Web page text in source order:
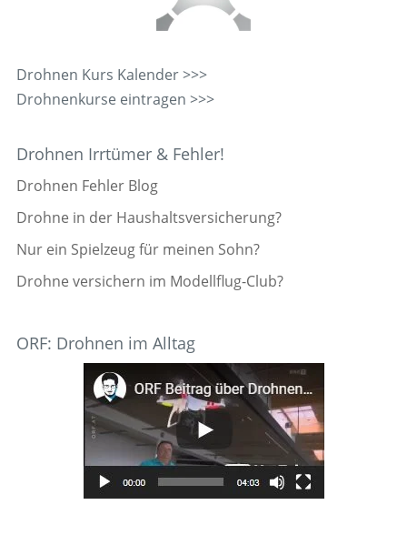
Drohnen Kurs Kalender >>>
Drohnenkurse eintragen >>>
Drohnen Irrtümer & Fehler!
Drohnen Fehler Blog
Drohne in der Haushaltsversicherung?
Nur ein Spielzeug für meinen Sohn?
Drohne versichern im Modellflug-Club?
ORF: Drohnen im Alltag